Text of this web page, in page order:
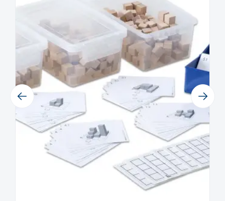
- Daug saugyklos vietos
- Iki 130 cm ilgio
- Suteikia valandų kūrybiško smagumo
Rinkinys apima:
- Plovimo mašiną
- Kriauklę su indaplovės mašina
- Krosnį su orkaite
- Šaldytuvą
- Mažą spintelę
- Daug vietos virtuvės darbų staloje
Šis aprašymas išverstas naudojant dirbtinį
intelektą. Atsiprašome už galimas klaidas,
Previous Next